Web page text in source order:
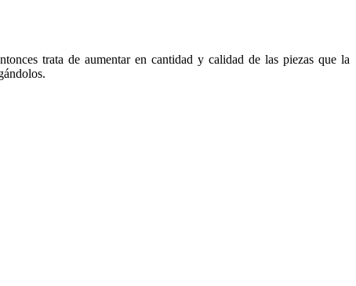
trata de aumentar en cantidad y calidad de las piezas que la